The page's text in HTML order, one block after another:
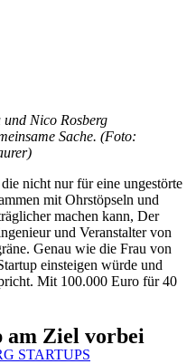
STARTUPS
Nico Rosberg
Sache. (Foto:
nicht nur für eine ungestörte
mit Ohrstöpseln und
machen kann, Der
und Veranstalter von
Genau wie die Frau von
einsteigen würde und
Mit 100.000 Euro für 40
Ziel vorbei